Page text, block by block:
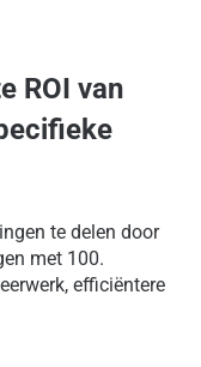
ROI van
te delen door
met 100.
efficiëntere